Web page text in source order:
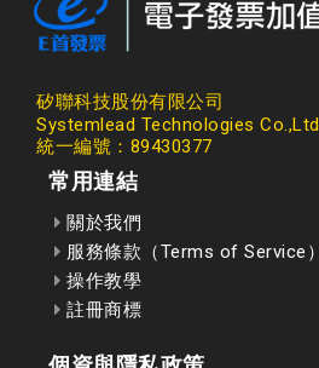
矽聯科技股份有限公司
Systemlead Technologies Co.,Ltd
統一編號：89430377
常用連結
關於我們
服務條款（Terms of Service）
操作教學
註冊商標